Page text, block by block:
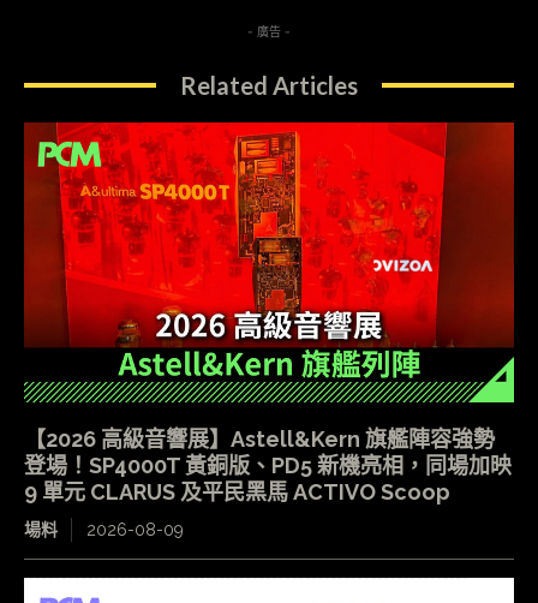
- 廣告 -
Related Articles
【2026 高級音響展】Astell&Kern 旗艦陣容強勢
登場！SP4000T 黃銅版、PD5 新機亮相，同場加映
9 單元 CLARUS 及平民黑馬 ACTIVO Scoop
場料 2026-08-09